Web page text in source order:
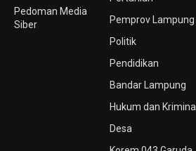
Pedoman Media
Siber
Pemprov Lampung
Politik
Pendidikan
Bandar Lampung
Hukum dan Kriminal
Desa